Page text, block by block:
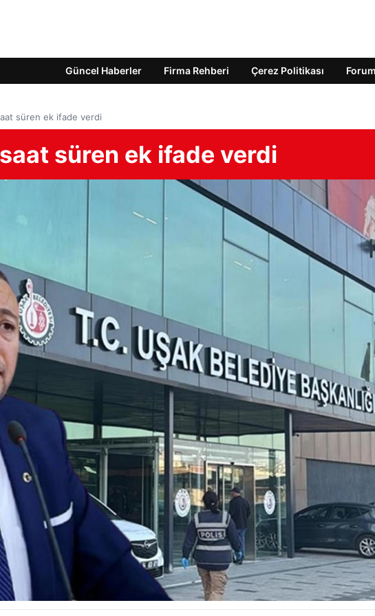
Güncel Haberler Firma Rehberi Çerez Politikası Forum
süren ek ifade verdi
süren ek ifade verdi